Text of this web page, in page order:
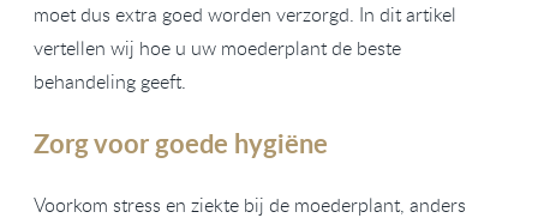
moet dus extra goed worden verzorgd. In dit artikel
vertellen wij hoe u uw moederplant de beste
behandeling geeft.
Zorg voor goede hygiëne
Voorkom stress en ziekte bij de moederplant, anders